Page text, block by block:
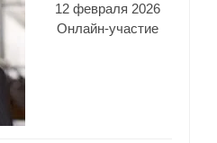
12 февраля 2026
Онлайн-участие